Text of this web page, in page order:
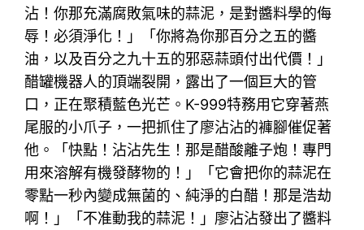
沾！你那充滿腐敗氣味的蒜泥，是對醬料學的侮
辱！必須淨化！」「你將為你那百分之五的醬
油，以及百分之九十五的邪惡蒜頭付出代價！」
醋罐機器人的頂端裂開，露出了一個巨大的管
口，正在聚積藍色光芒。K-999特務用它穿著燕
尾服的小爪子，一把抓住了廖沾沾的褲腳催促著
他。「快點！沾沾先生！那是醋酸離子炮！專門
用來溶解有機發酵物的！」「它會把你的蒜泥在
零點一秒內變成無菌的、純淨的白醋！那是浩劫
啊！」「不准動我的蒜泥！」廖沾沾發出了醬料